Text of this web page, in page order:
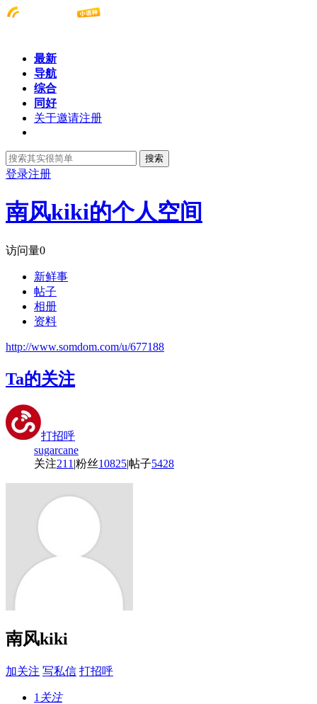
最新
导航
综合
同好
关于邀请注册
搜索
登录注册
南风kiki的个人空间
访问量0
新鲜事
帖子
相册
资料
http://www.somdom.com/u/677188
Ta的关注
打招呼
sugarcane
关注211 |粉丝10825|帖子5428
南风kiki
加关注 写私信 打招呼
1 关注